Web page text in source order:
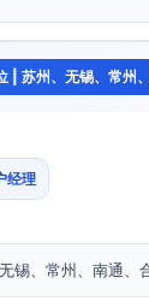
| 苏州、无锡、常州
经理
锡、常州、南通、